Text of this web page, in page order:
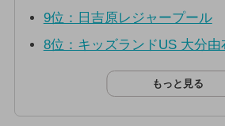
9位：日吉原レジャープール
8位：キッズランドUS 大分由
もっと見る